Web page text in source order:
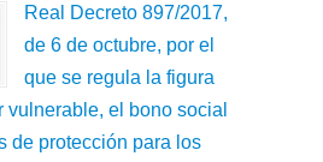
Real Decreto 897/2017,
de 6 de octubre, por el
que se regula la figura
vulnerable, el bono social
de protección para los